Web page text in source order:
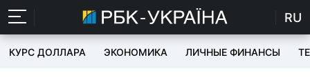
RU
КУРС ДОЛЛАРА ЭКОНОМИКА ЛИЧНЫЕ ФИНАНСЫ